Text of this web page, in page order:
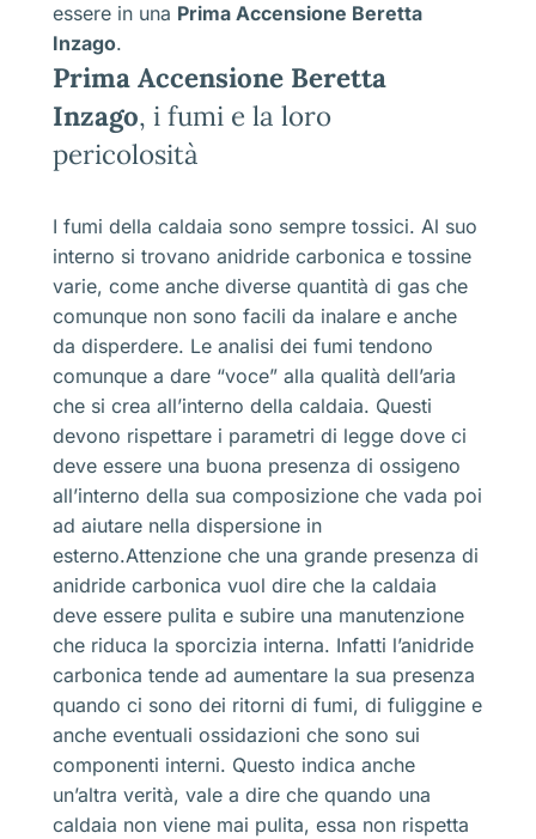
essere in una Prima Accensione Beretta
Inzago.
Prima Accensione Beretta
Inzago, i fumi e la loro
pericolosità
I fumi della caldaia sono sempre tossici. Al suo
interno si trovano anidride carbonica e tossine
varie, come anche diverse quantità di gas che
comunque non sono facili da inalare e anche
da disperdere. Le analisi dei fumi tendono
comunque a dare “voce” alla qualità dell’aria
che si crea all’interno della caldaia. Questi
devono rispettare i parametri di legge dove ci
deve essere una buona presenza di ossigeno
all’interno della sua composizione che vada poi
ad aiutare nella dispersione in
esterno.Attenzione che una grande presenza di
anidride carbonica vuol dire che la caldaia
deve essere pulita e subire una manutenzione
che riduca la sporcizia interna. Infatti l’anidride
carbonica tende ad aumentare la sua presenza
quando ci sono dei ritorni di fumi, di fuliggine e
anche eventuali ossidazioni che sono sui
componenti interni. Questo indica anche
un’altra verità, vale a dire che quando una
caldaia non viene mai pulita, essa non rispetta